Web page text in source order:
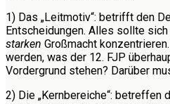
1) Das „Leitmotiv“: betrifft den
Entscheidungen. Alles sollte
starken Großmacht
werden, was der 12. FJP
Vordergrund stehen? Darüber
2) Die „Kernbereiche“: betreffen